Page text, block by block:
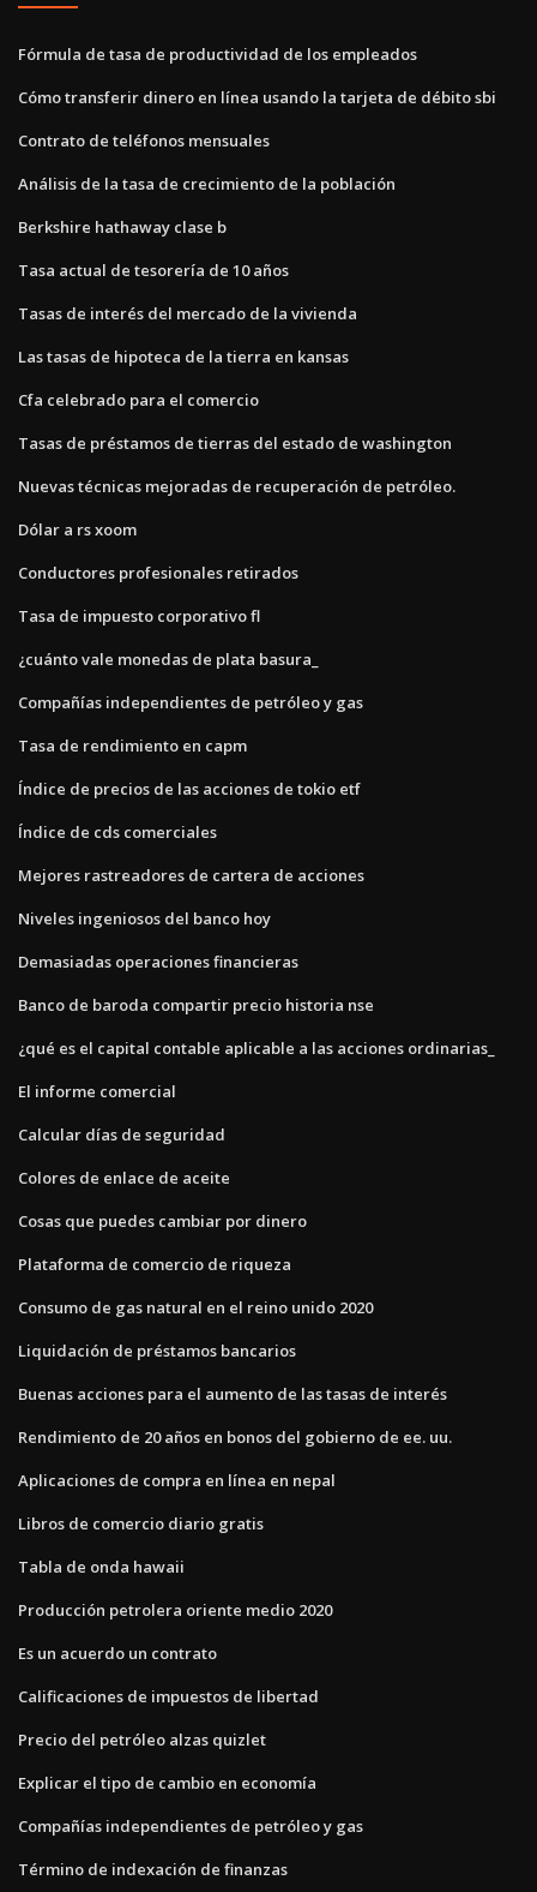
Fórmula de tasa de productividad de los empleados
Cómo transferir dinero en línea usando la tarjeta de débito sbi
Contrato de teléfonos mensuales
Análisis de la tasa de crecimiento de la población
Berkshire hathaway clase b
Tasa actual de tesorería de 10 años
Tasas de interés del mercado de la vivienda
Las tasas de hipoteca de la tierra en kansas
Cfa celebrado para el comercio
Tasas de préstamos de tierras del estado de washington
Nuevas técnicas mejoradas de recuperación de petróleo.
Dólar a rs xoom
Conductores profesionales retirados
Tasa de impuesto corporativo fl
¿cuánto vale monedas de plata basura_
Compañías independientes de petróleo y gas
Tasa de rendimiento en capm
Índice de precios de las acciones de tokio etf
Índice de cds comerciales
Mejores rastreadores de cartera de acciones
Niveles ingeniosos del banco hoy
Demasiadas operaciones financieras
Banco de baroda compartir precio historia nse
¿qué es el capital contable aplicable a las acciones ordinarias_
El informe comercial
Calcular días de seguridad
Colores de enlace de aceite
Cosas que puedes cambiar por dinero
Plataforma de comercio de riqueza
Consumo de gas natural en el reino unido 2020
Liquidación de préstamos bancarios
Buenas acciones para el aumento de las tasas de interés
Rendimiento de 20 años en bonos del gobierno de ee. uu.
Aplicaciones de compra en línea en nepal
Libros de comercio diario gratis
Tabla de onda hawaii
Producción petrolera oriente medio 2020
Es un acuerdo un contrato
Calificaciones de impuestos de libertad
Precio del petróleo alzas quizlet
Explicar el tipo de cambio en economía
Compañías independientes de petróleo y gas
Término de indexación de finanzas